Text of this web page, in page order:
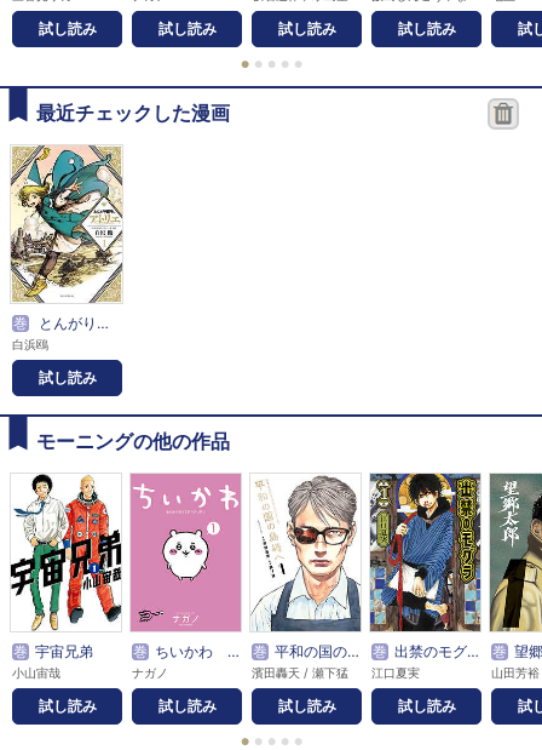
試し読み 試し読み 試し読み 試し読み 試
● ● ● ● ●
最近チェックした漫画
巻 とんがり帽子のアトリエ
白浜鴎
試し読み
モーニングの他の作品
巻 宇宙兄弟
小山宙哉
試し読み
巻 ちいかわ なんか小さくてかわいいやつ
ナガノ
試し読み
巻 平和の国の島崎へ
濱田轟天 / 瀬下猛
試し読み
巻 出禁のモグラ
江口夏実
試し読み
巻 望
山田芳裕
試
● ● ● ● ●